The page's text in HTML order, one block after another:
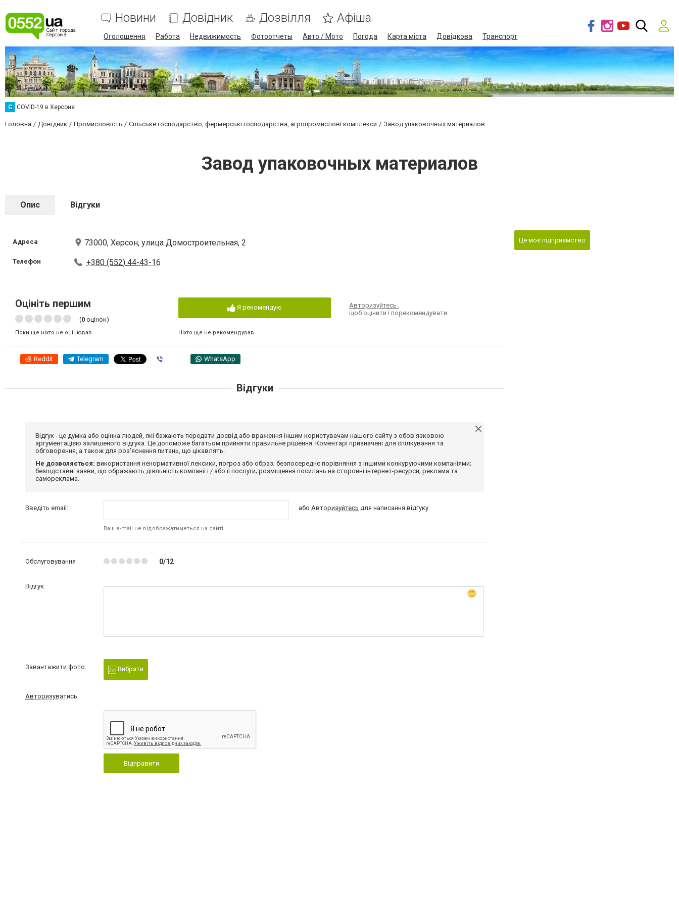
Новини Довідник Дозвілля Афіша
Оголошення Работа Недвижимость Фотоотчеты Авто / Мото Погода Карта міста Довідкова Транспорт
C COVID-19 в Херсоне
Головна Довідник Промисловість Сільське господарство, фермерські господарства, агропромислові комплекси Завод упаковочных материалов
Завод упаковочных материалов
Опис Відгуки
Адреса 73000, Херсон, улица Домостроительная, 2
Телефон +380 (552) 44-43-16
Оцініть першим
(0 оцінок)
Поки ще ніхто не оцінював
Я рекомендую
Ніхто ще не рекомендував
Авторизуйтесь,
щоб оцінити і порекомендувати
Reddit Telegram WhatsApp
Це моє підприємство
Відгуки
Відгук - це думка або оцінка людей, які бажають передати досвід або враження іншим користувачам нашого сайту з обов'язковою
аргументацією залишеного відгука. Це допоможе багатьом прийняти правильне рішення. Коментарі призначені для спілкування та
обговорення, а також для роз'яснення питань, що цікавлять.
Не дозволяється: використання ненормативної лексики, погроз або образ; безпосереднє порівняння з іншими конкуруючими компаніями;
безпідставні заяви, що ображають діяльність компанії і / або її послуги; розміщення посилань на сторонні інтернет-ресурси; реклама та
самореклама.
Введіть email:
Ваш e-mail не відображатиметься на сайті
абоАвторизуйтесь для написання відгуку
Обслуговування 0/12
Відгук:
Завантажити фото: Вибрати
Авторизуватись
Відправити